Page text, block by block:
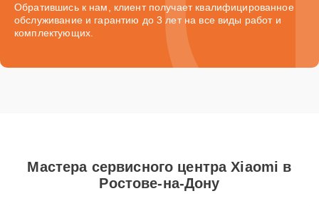
Обратившись к нам, клиент получает квалифицированное
обслуживание и гарантию до 3 лет на все виды работ и
комплектующих.
Мастера сервисного центра Xiaomi в
Ростове-на-Дону